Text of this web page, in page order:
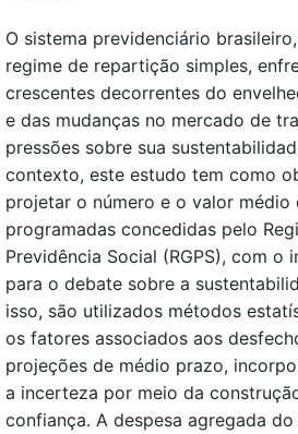
O sistema previdenciário
regime de repartição simples,
crescentes decorrentes do
e das mudanças no mercado de
pressões sobre sua
contexto, este estudo tem como
projetar o número e o valor médio
programadas concedidas pelo
Previdência Social (RGPS), com
para o debate sobre a
isso, são utilizados métodos
os fatores associados aos
projeções de médio prazo,
a incerteza por meio da
confiança. A despesa agregada